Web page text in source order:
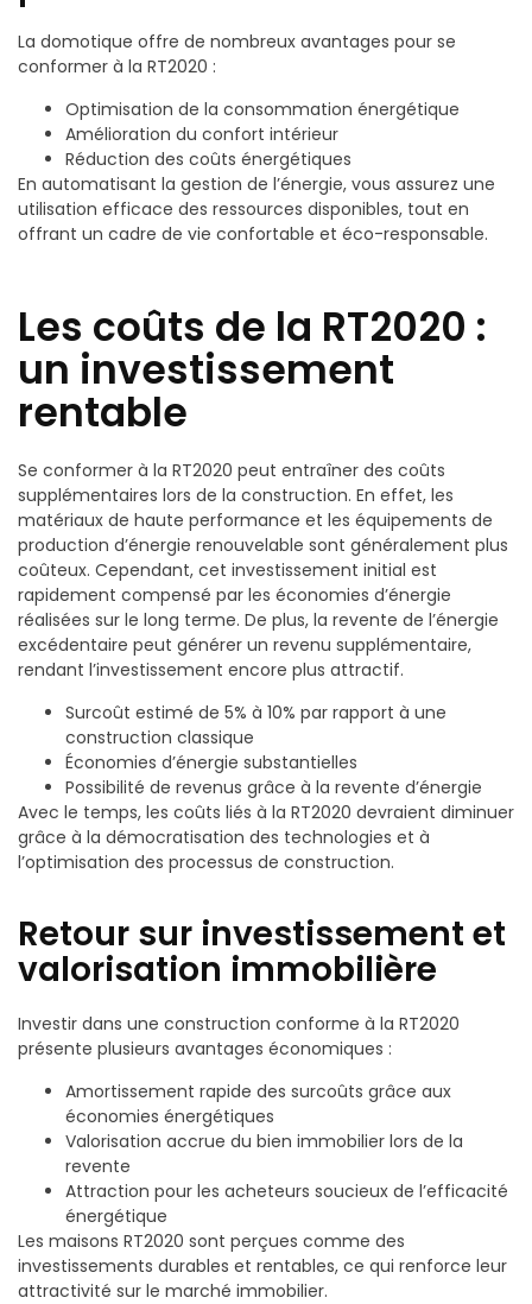
La domotique offre de nombreux avantages pour se
conformer à la RT2020 :
Optimisation de la consommation énergétique
Amélioration du confort intérieur
Réduction des coûts énergétiques
En automatisant la gestion de l’énergie, vous assurez une
utilisation efficace des ressources disponibles, tout en
offrant un cadre de vie confortable et éco-responsable.
Les coûts de la RT2020 :
un investissement
rentable
Se conformer à la RT2020 peut entraîner des coûts
supplémentaires lors de la construction. En effet, les
matériaux de haute performance et les équipements de
production d’énergie renouvelable sont généralement plus
coûteux. Cependant, cet investissement initial est
rapidement compensé par les économies d’énergie
réalisées sur le long terme. De plus, la revente de l’énergie
excédentaire peut générer un revenu supplémentaire,
rendant l’investissement encore plus attractif.
Surcoût estimé de 5% à 10% par rapport à une
construction classique
Économies d’énergie substantielles
Possibilité de revenus grâce à la revente d’énergie
Avec le temps, les coûts liés à la RT2020 devraient diminuer
grâce à la démocratisation des technologies et à
l’optimisation des processus de construction.
Retour sur investissement et
valorisation immobilière
Investir dans une construction conforme à la RT2020
présente plusieurs avantages économiques :
Amortissement rapide des surcoûts grâce aux
économies énergétiques
Valorisation accrue du bien immobilier lors de la
revente
Attraction pour les acheteurs soucieux de l’efficacité
énergétique
Les maisons RT2020 sont perçues comme des
investissements durables et rentables, ce qui renforce leur
attractivité sur le marché immobilier.